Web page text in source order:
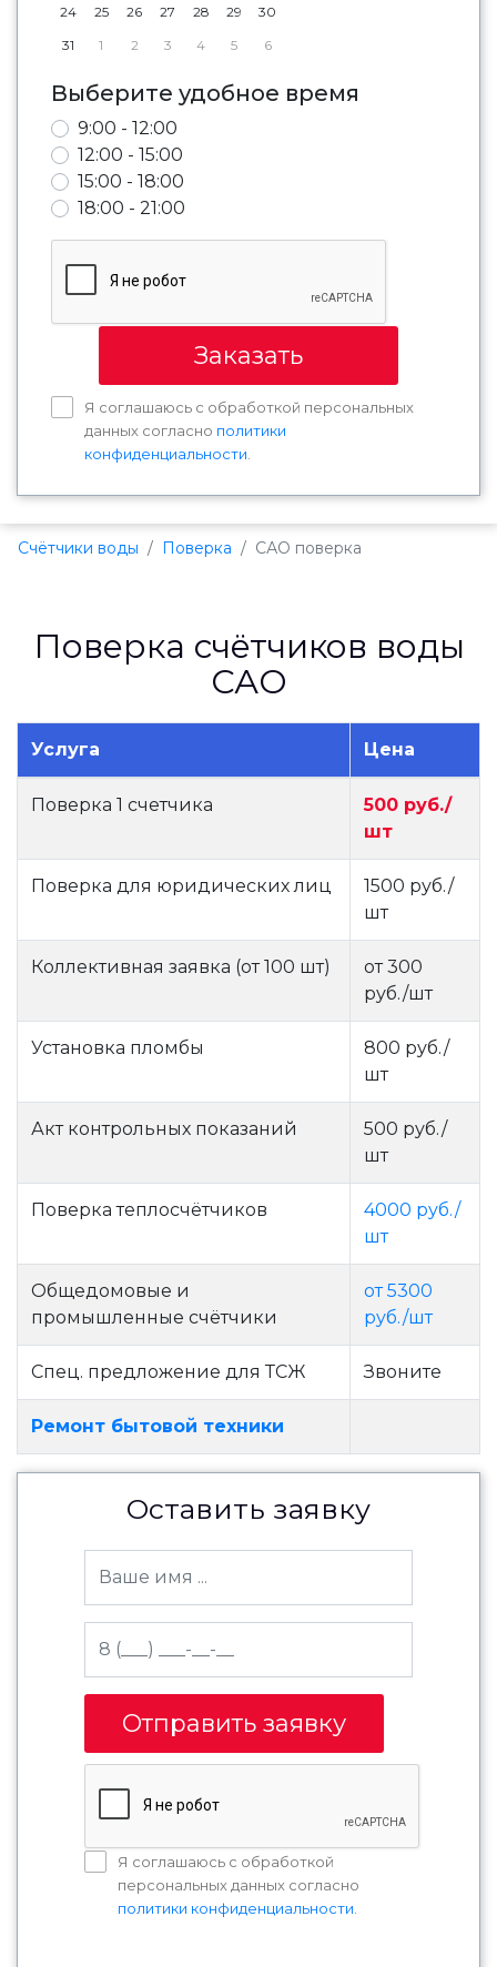
24
25 26 27 28 29
30
31
1 2 3 4 5 6
Выберите удобное время
9:00 - 12:00
12:00 - 15:00
15:00 - 18:00
18:00 - 21:00
Заказать
Я соглашаюсь с обработкой персональных
данных согласно политики
конфиденциальности
Счётчики воды Поверка САО поверка
Поверка счётчиков воды
САО
Услуга Цена
Поверка 1 счетчика
500 руб./
шт
Поверка для юридических лиц
1500 руб./
шт
Коллективная заявка (от 100 шт)
от 300
руб./шт
Установка пломбы
800 руб./
шт
Акт контрольных показаний
500 руб./
шт
Поверка теплосчётчиков
4000 руб./
шт
Общедомовые и
промышленные счётчики
от 5300
руб./шт
Спец. предложение для ТСЖ Звоните
Ремонт бытовой техники
Оставить заявку
Отправить заявку
Я соглашаюсь с обработкой
персональных данных согласно
политики конфиденциальности